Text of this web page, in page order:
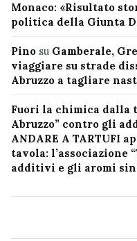
Monaco: «Risultato
politica della Giunta
Pino su Gamberale,
viaggiare su strade
Abruzzo a tagliare
Fuori la chimica dalla
Abruzzo” contro gli
ANDARE A TARTUFI
tavola: l’associazione
additivi e gli aromi